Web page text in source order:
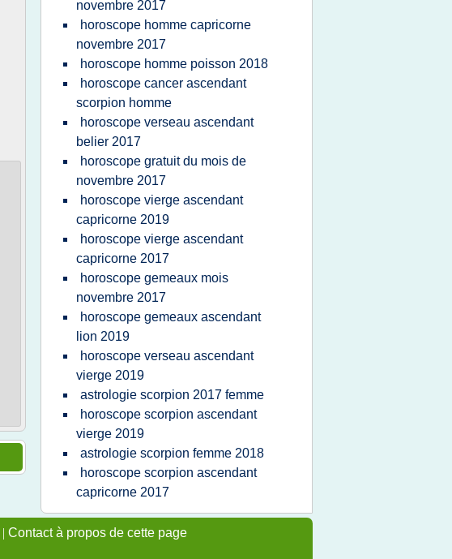
novembre 2017
horoscope homme capricorne
novembre 2017
horoscope homme poisson 2018
horoscope cancer ascendant
scorpion homme
horoscope verseau ascendant
belier 2017
horoscope gratuit du mois de
novembre 2017
horoscope vierge ascendant
capricorne 2019
horoscope vierge ascendant
capricorne 2017
horoscope gemeaux mois
novembre 2017
horoscope gemeaux ascendant
lion 2019
horoscope verseau ascendant
vierge 2019
astrologie scorpion 2017 femme
horoscope scorpion ascendant
vierge 2019
astrologie scorpion femme 2018
horoscope scorpion ascendant
capricorne 2017
| Contact à propos de cette page